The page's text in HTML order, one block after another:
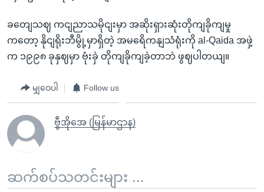
ခတျေသဈ ကငျညာသမိုငျးမှာ အဆိုးရှားဆုံးတိုကျခိုကျမှု
ကတော့ နိုငျရိုးဘီမွို့မှာရှိတဲ့ အမရေိကနျသံရုံးကို al-Qaida အဖှဲ့
က ၁၉၉၈ ခုနှဈမှာ ဗုံးခှဲ တိုကျခိုကျခဲ့တာဘဲ ဖွဈပါတယျ။
မျှဝေပါ Follow us
ဗွီအိုအေ (မြန်မာဌာန)
ဆက်စပ်သတင်းများ ...